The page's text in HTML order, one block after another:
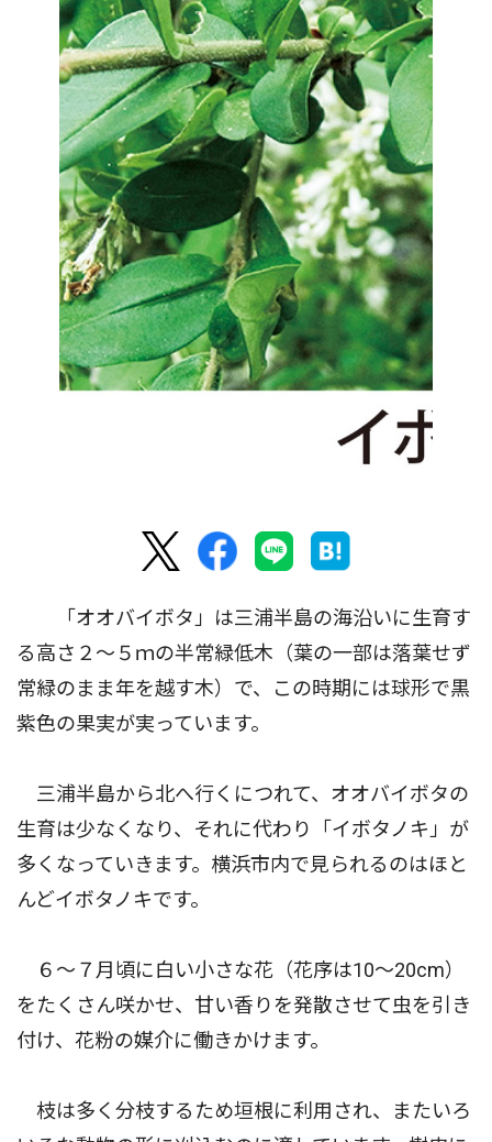
「オオバイボタ」は三浦半島の海沿いに生育す
る高さ２〜５ｍの半常緑低木（葉の一部は落葉せず
常緑のまま年を越す木）で、この時期には球形で黒
紫色の果実が実っています。
三浦半島から北へ行くにつれて、オオバイボタの
生育は少なくなり、それに代わり「イボタノキ」が
多くなっていきます。横浜市内で見られるのはほと
んどイボタノキです。
６〜７月頃に白い小さな花（花序は10〜20cm）
をたくさん咲かせ、甘い香りを発散させて虫を引き
付け、花粉の媒介に働きかけます。
枝は多く分枝するため垣根に利用され、またいろ